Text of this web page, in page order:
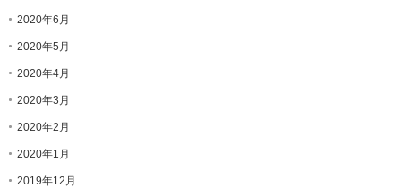
2020年6月
2020年5月
2020年4月
2020年3月
2020年2月
2020年1月
2019年12月